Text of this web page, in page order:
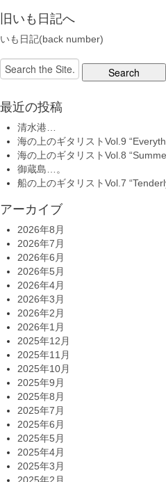
旧いも日記へ
いも日記(back number)
Search
for:
最近の投稿
清水港…
海の上のギタリストVol.9
海の上のギタリストVol.8
御蔵島…。
船の上のギタリストVol.7
アーカイブ
2026年8月
2026年7月
2026年6月
2026年5月
2026年4月
2026年3月
2026年2月
2026年1月
2025年12月
2025年11月
2025年10月
2025年9月
2025年8月
2025年7月
2025年6月
2025年5月
2025年4月
2025年3月